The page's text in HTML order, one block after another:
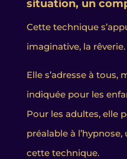
situation, un
Cette technique
imaginative, la rêverie.
Elle s’adresse à
indiquée pour les
Pour les adultes, elle
préalable à
cette technique.